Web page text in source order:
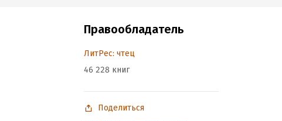
Правообладатель
ЛитРес: чтец
46 228 книг
Поделиться